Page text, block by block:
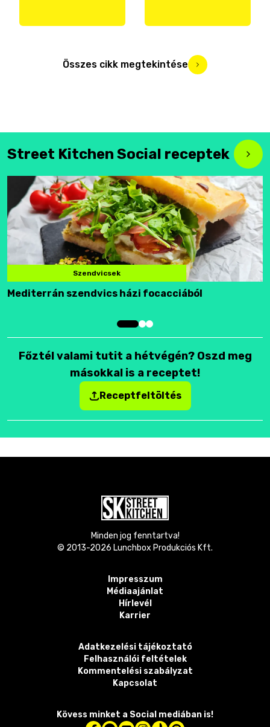
Összes cikk megtekintése
Street Kitchen Social receptek
Szendvicsek
Mediterrán szendvics házi focacciából
Főztél valami tutit a hétvégén? Oszd meg
másokkal is a receptet!
Receptfeltöltés
Minden jog fenntartva!
© 2013-2026 Lunchbox Produkciós Kft.
Impresszum
Médiaajánlat
Hírlevél
Karrier
Adatkezelési tájékoztató
Felhasználói feltételek
Kommentelési szabályzat
Kapcsolat
Kövess minket a Social mediában is!